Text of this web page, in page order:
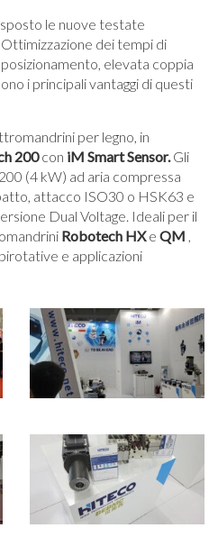
le nuove testate
Ottimizzazione dei tempi di
elevata coppia
i principali vantaggi di questi
per legno, in
200con iM Smart Sensor.Gli
(4 kW) ad aria compressa
attacco ISO30 o HSK63 e
Dual Voltage. Ideali per il
Robotech HXe QM ,
e applicazioni